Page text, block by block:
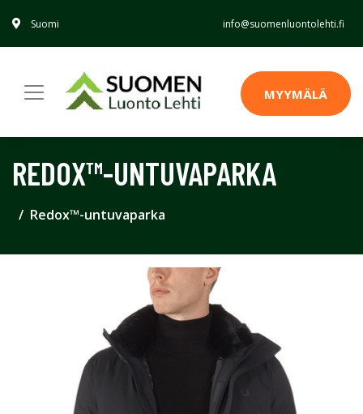
Suomi info@suomenluontolehti.fi
MYYMÄLÄ
REDOX™-UNTUVAPARKA
Redox™-untuvaparka